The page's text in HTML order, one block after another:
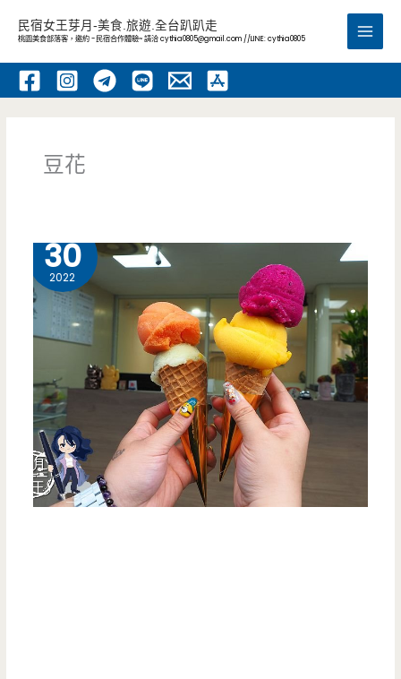
內
民宿女王芽月-美食.旅遊.全台趴趴走
桃園美食部落客，邀約 -民宿合作體驗~ 請洽cythia0805@gmail.com //LINE: cythia0805
Main
豆花
30
2022